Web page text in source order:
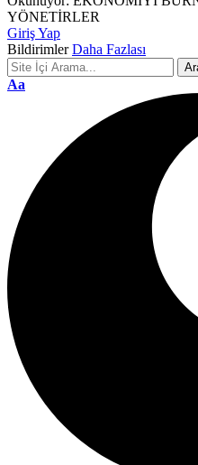
YÖNETİRLER
Giriş Yap
Bildirimler Daha Fazlası
Font
Aa